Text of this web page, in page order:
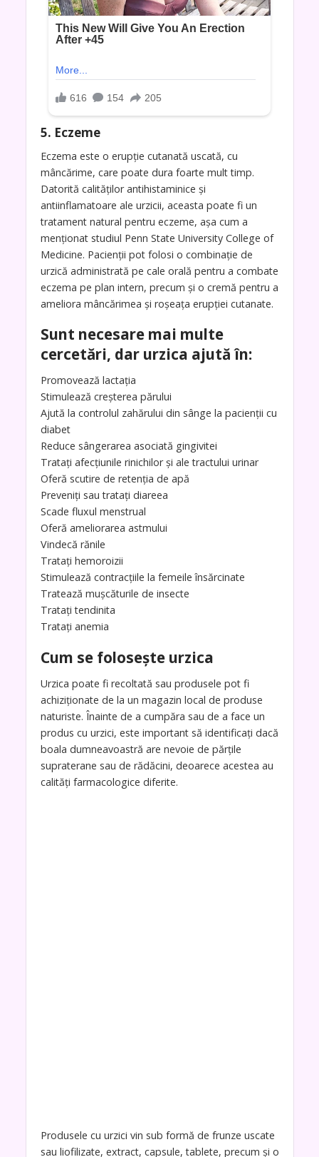
5. Eczeme
Eczema este o erupție cutanată uscată, cu
mâncărime, care poate dura foarte mult timp.
Datorită calităților antihistaminice și
antiinflamatoare ale urzicii, aceasta poate fi un
tratament natural pentru eczeme, așa cum a
menționat studiul Penn State University College of
Medicine. Pacienții pot folosi o combinație de
urzică administrată pe cale orală pentru a combate
eczema pe plan intern, precum și o cremă pentru a
ameliora mâncărimea și roșeața erupției cutanate.
Sunt necesare mai multe
cercetări, dar urzica ajută în:
Promovează lactația
Stimulează creșterea părului
Ajută la controlul zahărului din sânge la pacienții cu
diabet
Reduce sângerarea asociată gingivitei
Tratați afecțiunile rinichilor și ale tractului urinar
Oferă scutire de retenția de apă
Preveniți sau tratați diareea
Scade fluxul menstrual
Oferă ameliorarea astmului
Vindecă rănile
Tratați hemoroizii
Stimulează contracțiile la femeile însărcinate
Tratează mușcăturile de insecte
Tratați tendinita
Tratați anemia
Cum se folosește urzica
Urzica poate fi recoltată sau produsele pot fi
achiziționate de la un magazin local de produse
naturiste. Înainte de a cumpăra sau de a face un
produs cu urzici, este important să identificați dacă
boala dumneavoastră are nevoie de părțile
supraterane sau de rădăcini, deoarece acestea au
calități farmacologice diferite.
Produsele cu urzici vin sub formă de frunze uscate
sau liofilizate, extract, capsule, tablete, precum și o